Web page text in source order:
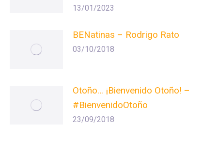
13/01/2023
BENatinas – Rodrigo Rato
03/10/2018
Otoño… ¡Bienvenido Otoño! –
#BienvenidoOtoño
23/09/2018